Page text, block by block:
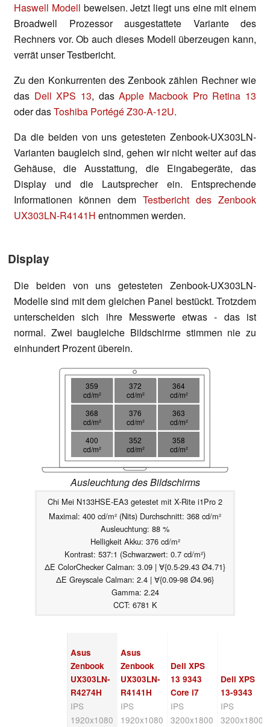
Haswell Modell beweisen. Jetzt liegt uns eine mit einem
Broadwell Prozessor ausgestattete Variante des
Rechners vor. Ob auch dieses Modell überzeugen kann,
verrät unser Testbericht.
Zu den Konkurrenten des Zenbook zählen Rechner wie
das Dell XPS 13, dasApple Macbook Pro Retina 13
oder dasToshiba Portégé Z30-A-12U.
Da die beiden von uns getesteten Zenbook-UX303LN-
Varianten baugleich sind, gehen wir nicht weiter auf das
Gehäuse, die Ausstattung, die Eingabegeräte, das
Display und die Lautsprecher ein. Entsprechende
Informationen können dem Testbericht des Zenbook
UX303LN-R4141H entnommen werden.
Display
Die beiden von uns getesteten Zenbook-UX303LN-
Modelle sind mit dem gleichen Panel bestückt. Trotzdem
unterscheiden sich ihre Messwerte etwas - das ist
normal. Zwei baugleiche Bildschirme stimmen nie zu
einhundert Prozent überein.
359
cd/m²
372
cd/m²
364
cd/m²
368
cd/m²
376
cd/m²
363
cd/m²
400
cd/m²
352
cd/m²
358
cd/m²
Ausleuchtung des Bildschirms
Chi Mei N133HSE-EA3 getestet mit X-Rite i1Pro 2
Maximal: 400 cd/m² (Nits) Durchschnitt: 368 cd/m²
Ausleuchtung: 88 %
Helligkeit Akku: 376 cd/m²
Kontrast: 537:1 (Schwarzwert: 0.7 cd/m²)
ΔE ColorChecker Calman: 3.09 | ∀{0.5-29.43 Ø4.71}
ΔE Greyscale Calman: 2.4 | ∀{0.09-98 Ø4.96}
Gamma: 2.24
CCT: 6781 K
Asus
Zenbook
UX303LN-
R4274H
IPS
1920x1080
Asus
Zenbook
UX303LN-
R4141H
IPS
1920x1080
Dell XPS
13 9343
Core i7
IPS
3200x1800
Dell XPS
13-9343
IPS
3200x1800